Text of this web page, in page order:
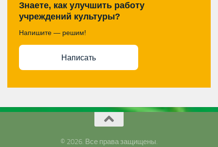
Знаете, как улучшить работу
учреждений культуры?
Напишите — решим!
Написать
© 2026. Все права защищены.